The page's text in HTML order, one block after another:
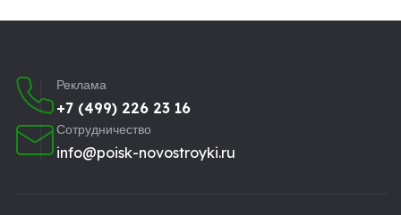
Реклама
+7 (499) 226 23 16
Сотрудничество
info@poisk-novostroyki.ru